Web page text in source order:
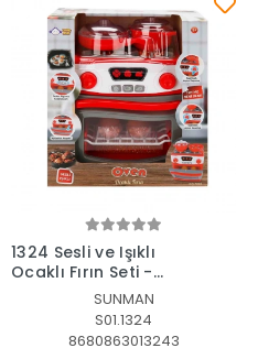
Sepete Ekle
1324 Sesli ve Işıklı
Ocaklı Fırın Seti -
SUNMAN
S01.1324
8680863013243